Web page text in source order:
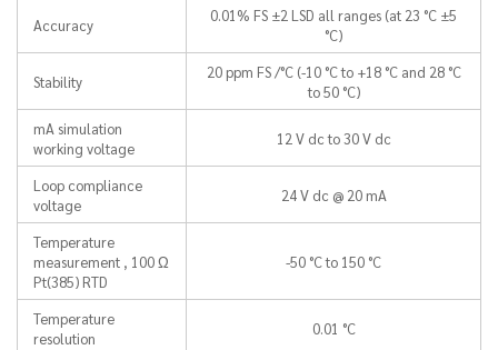
Accuracy
0.01% FS ±2 LSD all ranges (at 23 °C ±5
°C)
Stability
20 ppm FS /°C (-10 °C to +18 °C and 28 °C
to 50 °C)
mA simulation
working voltage
12 V dc to 30 V dc
Loop compliance
voltage
24 V dc @ 20 mA
Temperature
measurement , 100 Ω
Pt(385) RTD
-50 °C to 150 °C
Temperature
resolution
0.01 °C